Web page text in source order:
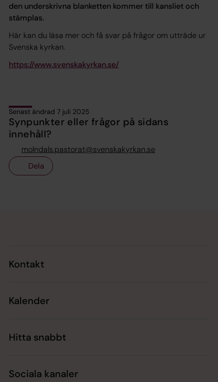
den underskrivna blanketten kommer till kansliet och
stämplas.
Här kan du läsa mer och få svar på frågor om utträde ur
Svenska kyrkan.
https://www.svenskakyrkan.se/
Senast ändrad 7 juli 2025
Synpunkter eller frågor på sidans
innehåll?
molndals.pastorat@svenskakyrkan.se
Dela
Kontakt
Kalender
Hitta snabbt
Sociala kanaler